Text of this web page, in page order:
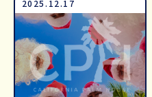
2025.12.17